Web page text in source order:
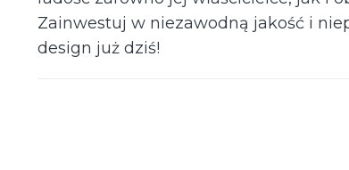
Zainwestuj w niezawodną jakość i
design już dziś!